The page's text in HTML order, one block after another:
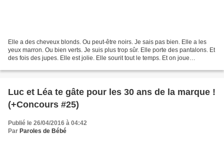
Elle a des cheveux blonds. Ou peut-être noirs. Je sais pas bien. Elle a les
yeux marron. Ou bien verts. Je suis plus trop sûr. Elle porte des pantalons. Et
des fois des jupes. Elle est jolie. Elle sourit tout le temps. Et on joue
Luc et Léa te gâte pour les 30 ans de la marque !
(+Concours #25)
Publié le 26/04/2016 à 04:42
Par Paroles de Bébé